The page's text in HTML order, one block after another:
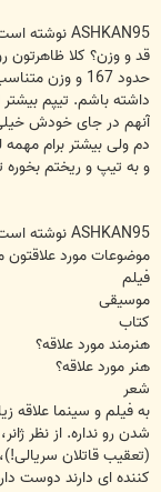
ASHKAN95 نوشته است:
قد و وزن؟ کلا ظاهرتون
حدود 167 و وزن
داشته باشم. تیپم
آنهم در جای خودش
دم ولی بیشتر برام
و به تیپ و ریختم
ASHKAN95 نوشته است:
موضوعات مورد علاقتون
فیلم
موسیقی
کتاب
هنرمند مورد علاقه؟
هنر مورد علاقه؟
شعر
به فیلم و سینما علاقه
شدن رو نداره. از نظر
(تعقیب قاتلان
کننده ای دارند دوست